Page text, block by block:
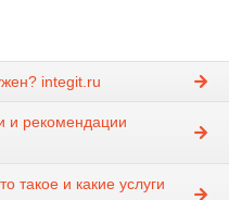
integit.ru
и рекомендации
такое и какие услуги